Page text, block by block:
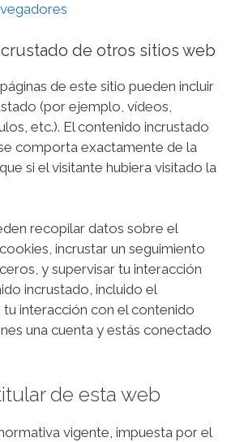
de otros sitios web
de este sitio pueden incluir
(por ejemplo, vídeos,
etc.). El contenido incrustado
comporta exactamente de la
si el visitante hubiera visitado la
recopilar datos sobre el
incrustar un seguimiento
y supervisar tu interacción
incrustado, incluido el
interacción con el contenido
una cuenta y estás conectado
de esta web
vigente, impuesta por el